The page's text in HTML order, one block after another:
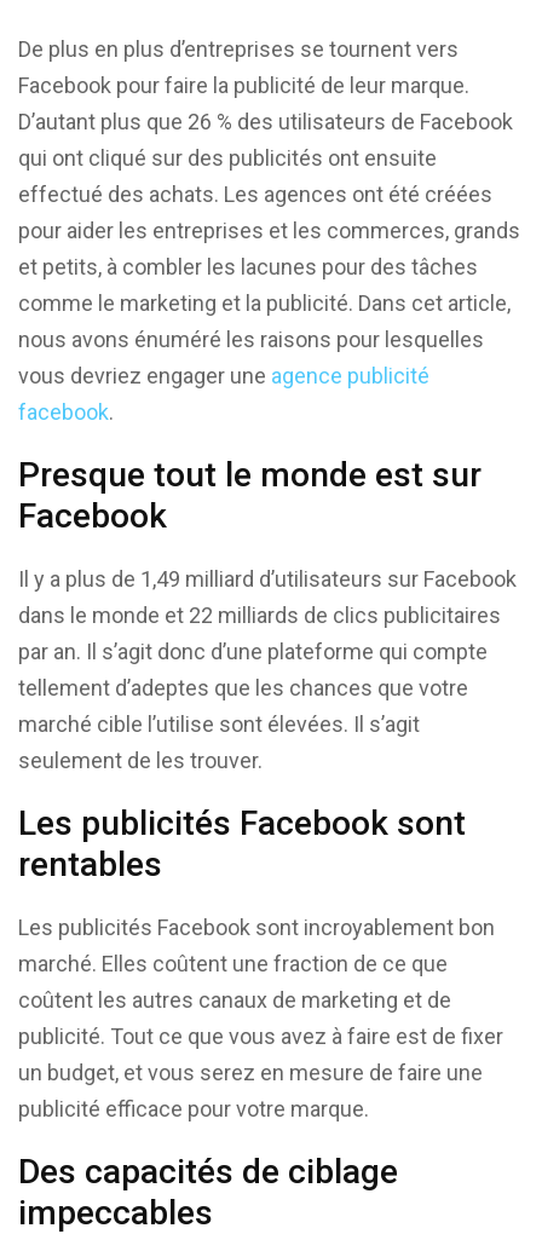
De plus en plus d’entreprises se tournent vers
Facebook pour faire la publicité de leur marque.
D’autant plus que 26 % des utilisateurs de Facebook
qui ont cliqué sur des publicités ont ensuite
effectué des achats. Les agences ont été créées
pour aider les entreprises et les commerces, grands
et petits, à combler les lacunes pour des tâches
comme le marketing et la publicité. Dans cet article,
nous avons énuméré les raisons pour lesquelles
vous devriez engager une agence publicité
facebook.
Presque tout le monde est sur
Facebook
Il y a plus de 1,49 milliard d’utilisateurs sur Facebook
dans le monde et 22 milliards de clics publicitaires
par an. Il s’agit donc d’une plateforme qui compte
tellement d’adeptes que les chances que votre
marché cible l’utilise sont élevées. Il s’agit
seulement de les trouver.
Les publicités Facebook sont
rentables
Les publicités Facebook sont incroyablement bon
marché. Elles coûtent une fraction de ce que
coûtent les autres canaux de marketing et de
publicité. Tout ce que vous avez à faire est de fixer
un budget, et vous serez en mesure de faire une
publicité efficace pour votre marque.
Des capacités de ciblage
impeccables